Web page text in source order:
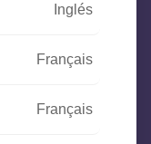
Inglés
Français
Français